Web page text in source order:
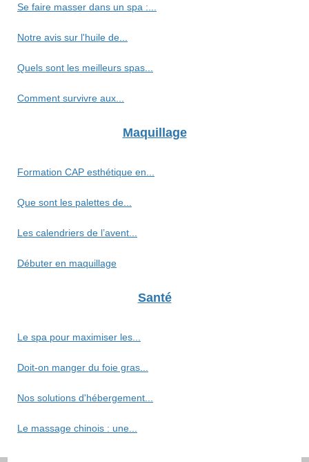
Se faire masser dans un spa :...
Notre avis sur l'huile de...
Quels sont les meilleurs spas...
Comment survivre aux...
Maquillage
Formation CAP esthétique en...
Que sont les palettes de...
Les calendriers de l’avent...
Débuter en maquillage
Santé
Le spa pour maximiser les...
Doit-on manger du foie gras...
Nos solutions d'hébergement...
Le massage chinois : une...